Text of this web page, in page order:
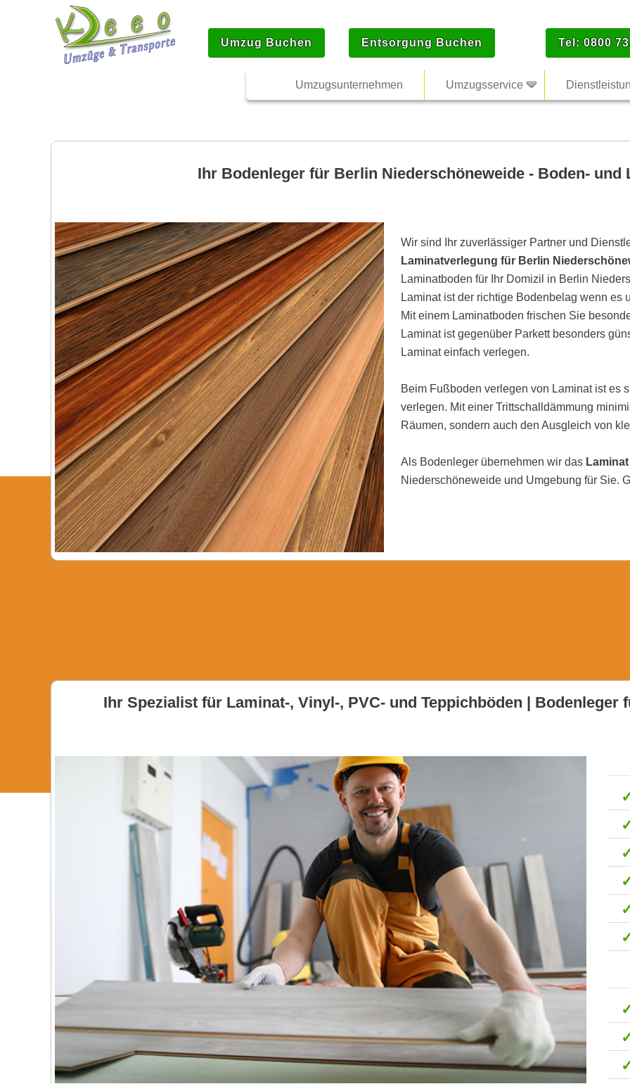
Umzug Buchen Entsorgung Buchen Tel: 0800
Umzugsunternehmen Umzugsservice
Ihr Bodenleger für Berlin Niederschöneweide - Boden- und
Wir sind Ihr zuverlässiger Partner und
Laminatverlegung für Berlin
Laminatboden für Ihr Domizil in Berlin
Laminat ist der richtige Bodenbelag wenn
Mit einem Laminatboden frischen Sie
Laminat ist gegenüber Parkett besonders
Laminat einfach verlegen.
Beim Fußboden verlegen von Laminat ist es
verlegen. Mit einer Trittschalldämmung
Räumen, sondern auch den Ausgleich von
Als Bodenleger übernehmen wir das
Niederschöneweide und Umgebung für Sie.
Ihr Spezialist für Laminat-, Vinyl-, PVC- und Teppichböden | Bodenleger